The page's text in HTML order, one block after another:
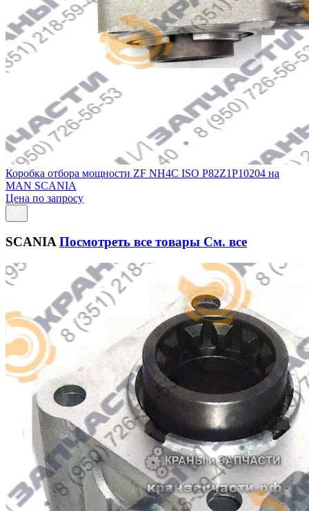
Коробка отбора мощности ZF NH4C ISO P82Z1P10204 на
MAN SCANIA
Цена по запросу
SCANIAПосмотреть все товары См. все